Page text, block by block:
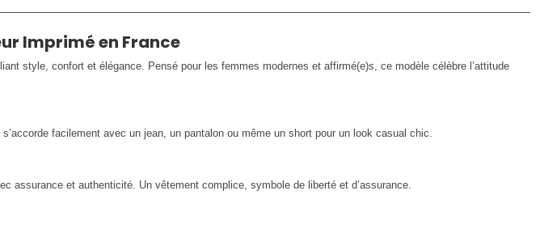
Imprimé en France
style, confort et élégance. Pensé pour les femmes modernes et affirmé(e)s, ce modèle célèbre l’attitude
facilement avec un jean, un pantalon ou même un short pour un look casual chic.
et authenticité. Un vêtement complice, symbole de liberté et d’assurance.